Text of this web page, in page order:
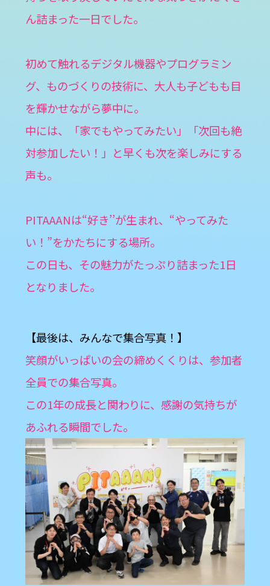
ん詰まった一日でした。
初めて触れるデジタル機器やプログラミン
グ、ものづくりの技術に、大人も子どもも目
を輝かせながら夢中に。
中には、「家でもやってみたい」「次回も絶
対参加したい！」と早くも次を楽しみにする
声も。
PITAAANは“好き’’が生まれ、“やってみた
い！”をかたちにする場所。
この日も、その魅力がたっぷり詰まった1日
となりました。
【最後は、みんなで集合写真！】
笑顔がいっぱいの会の締めくくりは、参加者
全員での集合写真。
この1年の成長と関わりに、感謝の気持ちが
あふれる瞬間でした。